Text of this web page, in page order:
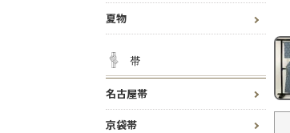
夏物
帯
名古屋帯
京袋帯